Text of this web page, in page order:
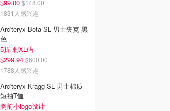
$99.00 $148.00
1831人感兴趣
Arc'teryx Beta SL 男士夹克 黑
色
5折 剩XL码
$299.94 $600.00
1788人感兴趣
Arc'teryx Kragg SL 男士棉质
短袖T恤
胸前小logo设计